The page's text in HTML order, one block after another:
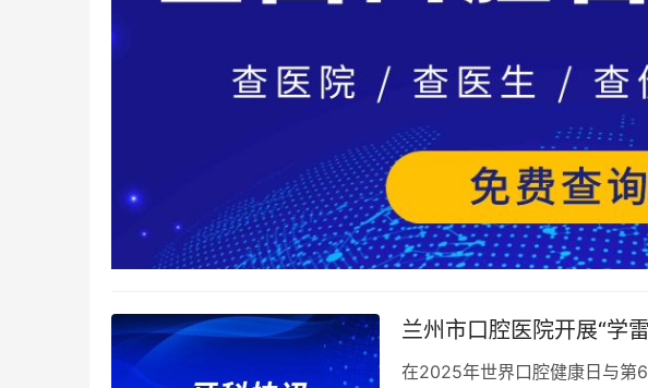
兰州市口腔医院开展“学
在2025年世界口腔健康日与第